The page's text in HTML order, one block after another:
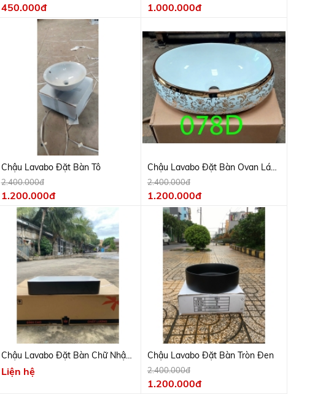
450.000đ 1.000.000đ
Chậu Lavabo Đặt Bàn Tô
2.400.000đ
1.200.000đ
Chậu Lavabo Đặt Bàn Ovan Lá
Vàng 078
2.400.000đ
1.200.000đ
Chậu Lavabo Đặt Bàn Chữ Nhật
Đen
Liện hệ
Chậu Lavabo Đặt Bàn Tròn Đen
2.400.000đ
1.200.000đ